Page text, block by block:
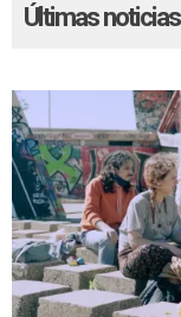
Últimas noticias